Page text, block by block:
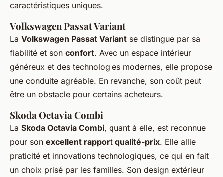
caractéristiques uniques.
Volkswagen Passat Variant
La Volkswagen Passat Variant se distingue par sa
fiabilité et son confort. Avec un espace intérieur
généreux et des technologies modernes, elle propose
une conduite agréable. En revanche, son coût peut
être un obstacle pour certains acheteurs.
Skoda Octavia Combi
La Skoda Octavia Combi, quant à elle, est reconnue
pour son excellent rapport qualité-prix. Elle allie
praticité et innovations technologiques, ce qui en fait
un choix prisé par les familles. Son design extérieur